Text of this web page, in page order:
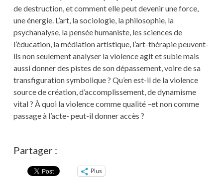
de destruction, et comment elle peut devenir une force,
une énergie. L’art, la sociologie, la philosophie, la
psychanalyse, la pensée humaniste, les sciences de
l’éducation, la médiation artistique, l’art-thérapie peuvent-
ils non seulement analyser la violence agit et subie mais
aussi donner des pistes de son dépassement, voire de sa
transfiguration symbolique ? Qu’en est-il de la violence
source de création, d’accomplissement, de dynamisme
vital ? À quoi la violence comme qualité –et non comme
passage à l’acte- peut-il donner accès ?
Partager :
Plus